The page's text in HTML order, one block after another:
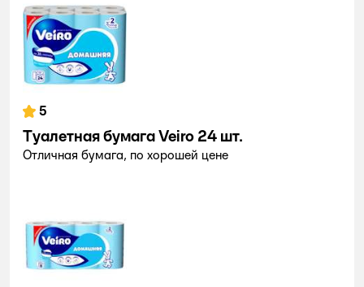
5
Туалетная бумага Veiro 24 шт.
Отличная бумага, по хорошей цене